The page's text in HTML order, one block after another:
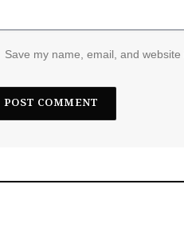
Save my name, email, and